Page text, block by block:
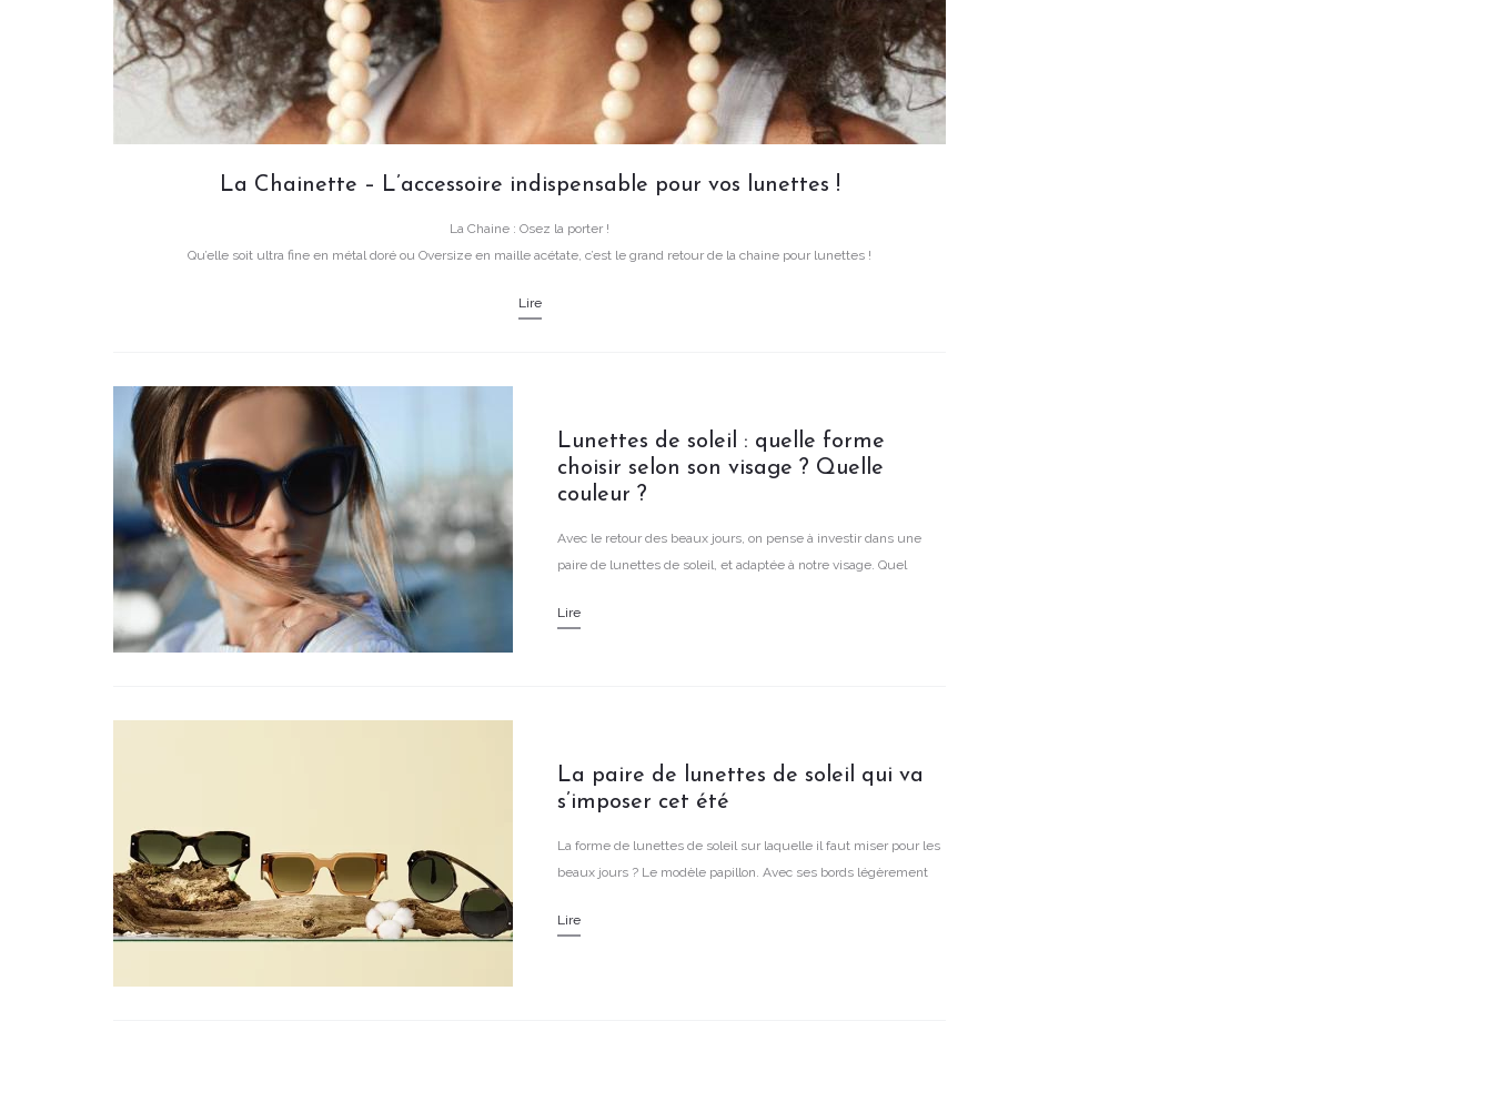
La Chainette – L’accessoire indispensable pour vos lunettes !
La Chaine : Osez la porter !
Qu’elle soit ultra fine en métal doré ou Oversize en maille acétate, c’est le grand retour de la chaine pour lunettes !
Lire
Lunettes de soleil : quelle forme
choisir selon son visage ? Quelle
couleur ?
Avec le retour des beaux jours, on pense à investir dans une
paire de lunettes de soleil, et adaptée à notre visage. Quel
Quel format bannir pour les nez ronds ou fins ? Quelle sont les
Lire
La paire de lunettes de soleil qui va
s’imposer cet été
La forme de lunettes de soleil sur laquelle il faut miser pour les
beaux jours ? Le modèle papillon. Avec ses bords légèrement
de sublimer tous les types de visages. Focus.
Lire